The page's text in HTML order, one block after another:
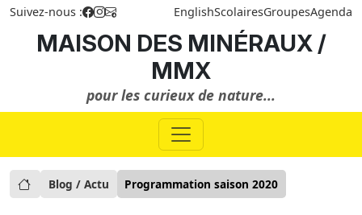
Suivez-nous : EnglishScolairesGroupesAgenda
MAISON DES MINÉRAUX /
MMX
pour les curieux de nature...
Blog / Actu Programmation saison 2020